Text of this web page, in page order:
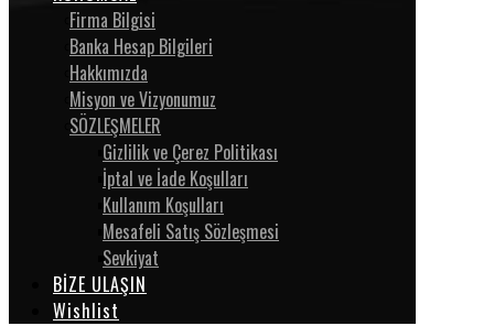
Firma Bilgisi
Banka Hesap Bilgileri
Hakkımızda
Misyon ve Vizyonumuz
SÖZLEŞMELER
Gizlilik ve Çerez Politikası
İptal ve İade Koşulları
Kullanım Koşulları
Mesafeli Satış Sözleşmesi
Sevkiyat
BİZE ULAŞIN
Wishlist